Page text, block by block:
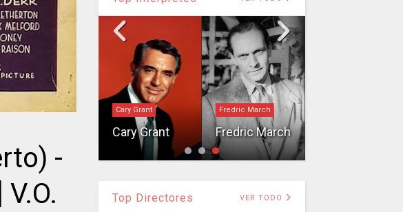
-
Intérprete Cary Grant
Cary Grant
Fredric March
Fredric March
Top Directores VER TODO